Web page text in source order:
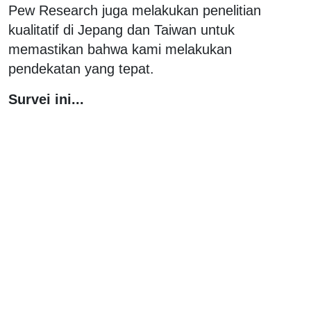
Pew Research juga melakukan penelitian
kualitatif di Jepang dan Taiwan untuk
memastikan bahwa kami melakukan
pendekatan yang tepat.
Survei ini...